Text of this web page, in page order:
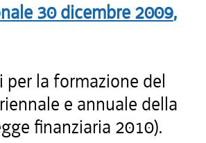
30 dicembre 2009,
per la formazione del
e annuale della
finanziaria 2010).